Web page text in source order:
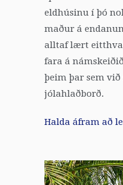
eldhúsinu í þó
maður á
alltaf lært
fara á
þeim þar sem
jólahlaðborð.
Halda áfram að